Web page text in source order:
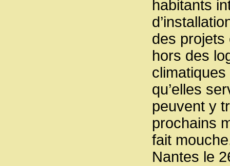
habitants
des projets
hors des
qu’elles
peuvent y
prochains
fait
Nantes le